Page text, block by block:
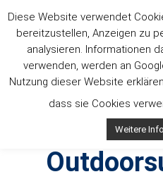
Inhalt
springen
Diese Website verwendet
bereitzustellen, Anzeigen zu
analysieren. Informationen
verwenden, werden an
Nutzung dieser Website
dass sie Cookies
Weitere